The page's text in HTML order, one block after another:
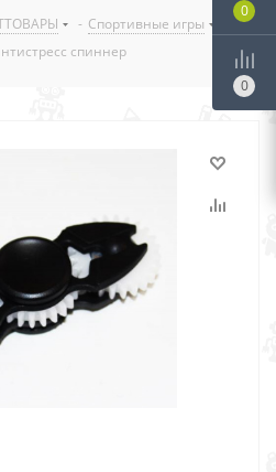
- Спортивные игры
спиннер
0
0